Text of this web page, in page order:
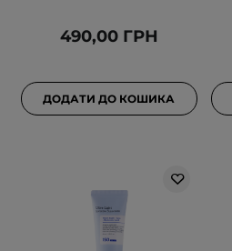
490,00 ГРН
ДОДАТИ ДО КОШИКА